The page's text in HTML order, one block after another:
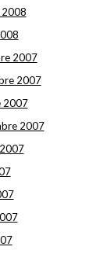
2007
2007
2007
2007